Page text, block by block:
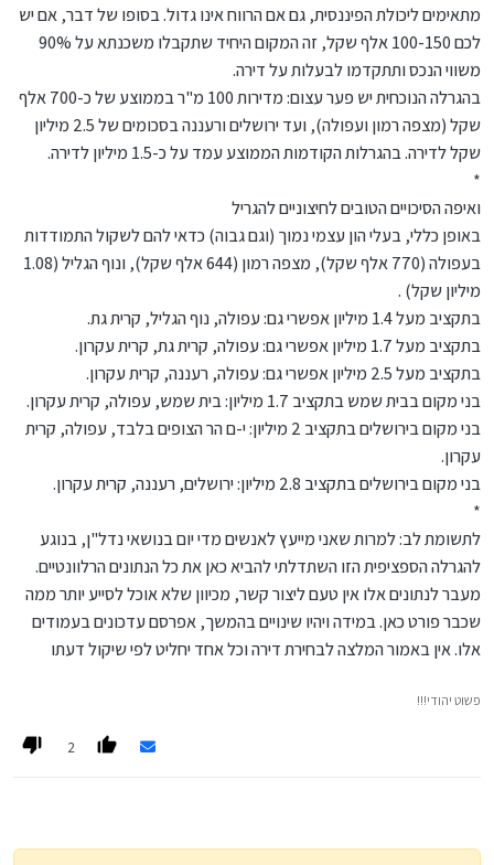
מתאימים ליכולת הפיננסית, גם אם הרווח אינו גדול. בסופו של דבר, אם יש
לכם 100-150 אלף שקל, זה המקום היחיד שתקבלו משכנתא על 90%
משווי הנכס ותתקדמו לבעלות על דירה.
בהגרלה הנוכחית יש פער עצום: מדירות 100 מ"ר בממוצע של כ-700 אלף
שקל (מצפה רמון ועפולה), ועד ירושלים ורעננה בסכומים של 2.5 מיליון
שקל לדירה. בהגרלות הקודמות הממוצע עמד על כ-1.5 מיליון לדירה.
*
ואיפה הסיכויים הטובים לחיצוניים להגריל
באופן כללי, בעלי הון עצמי נמוך (וגם גבוה) כדאי להם לשקול התמודדות
בעפולה (770 אלף שקל), מצפה רמון (644 אלף שקל), ונוף הגליל (1.08
מיליון שקל) .
בתקציב מעל 1.4 מיליון אפשרי גם: עפולה, נוף הגליל, קרית גת.
בתקציב מעל 1.7 מיליון אפשרי גם: עפולה, קרית גת, קרית עקרון.
בתקציב מעל 2.5 מיליון אפשרי גם: עפולה, רעננה, קרית עקרון.
בני מקום בבית שמש בתקציב 1.7 מיליון: בית שמש, עפולה, קרית עקרון.
בני מקום בירושלים בתקציב 2 מיליון: י-ם הר הצופים בלבד, עפולה, קרית
עקרון.
בני מקום בירושלים בתקציב 2.8 מיליון: ירושלים, רעננה, קרית עקרון.
*
לתשומת לב: למרות שאני מייעץ לאנשים מדי יום בנושאי נדל"ן, בנוגע
להגרלה הספציפית הזו השתדלתי להביא כאן את כל הנתונים הרלוונטיים.
מעבר לנתונים אלו אין טעם ליצור קשר, מכיוון שלא אוכל לסייע יותר ממה
שכבר פורט כאן. במידה ויהיו שינויים בהמשך, אפרסם עדכונים בעמודים
אלו. אין באמור המלצה לבחירת דירה וכל אחד יחליט לפי שיקול דעתו
פשוט יהודי!!!
2